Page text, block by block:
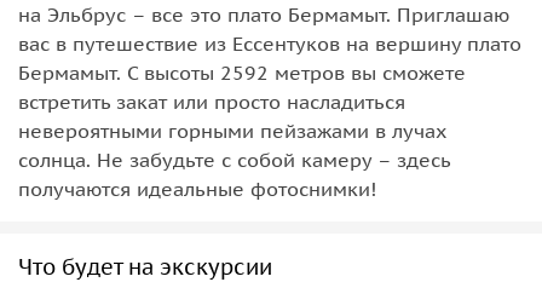
на Эльбрус – все это плато Бермамыт. Приглашаю
вас в путешествие из Ессентуков на вершину плато
Бермамыт. С высоты 2592 метров вы сможете
встретить закат или просто насладиться
невероятными горными пейзажами в лучах
солнца. Не забудьте с собой камеру – здесь
получаются идеальные фотоснимки!
Что будет на экскурсии